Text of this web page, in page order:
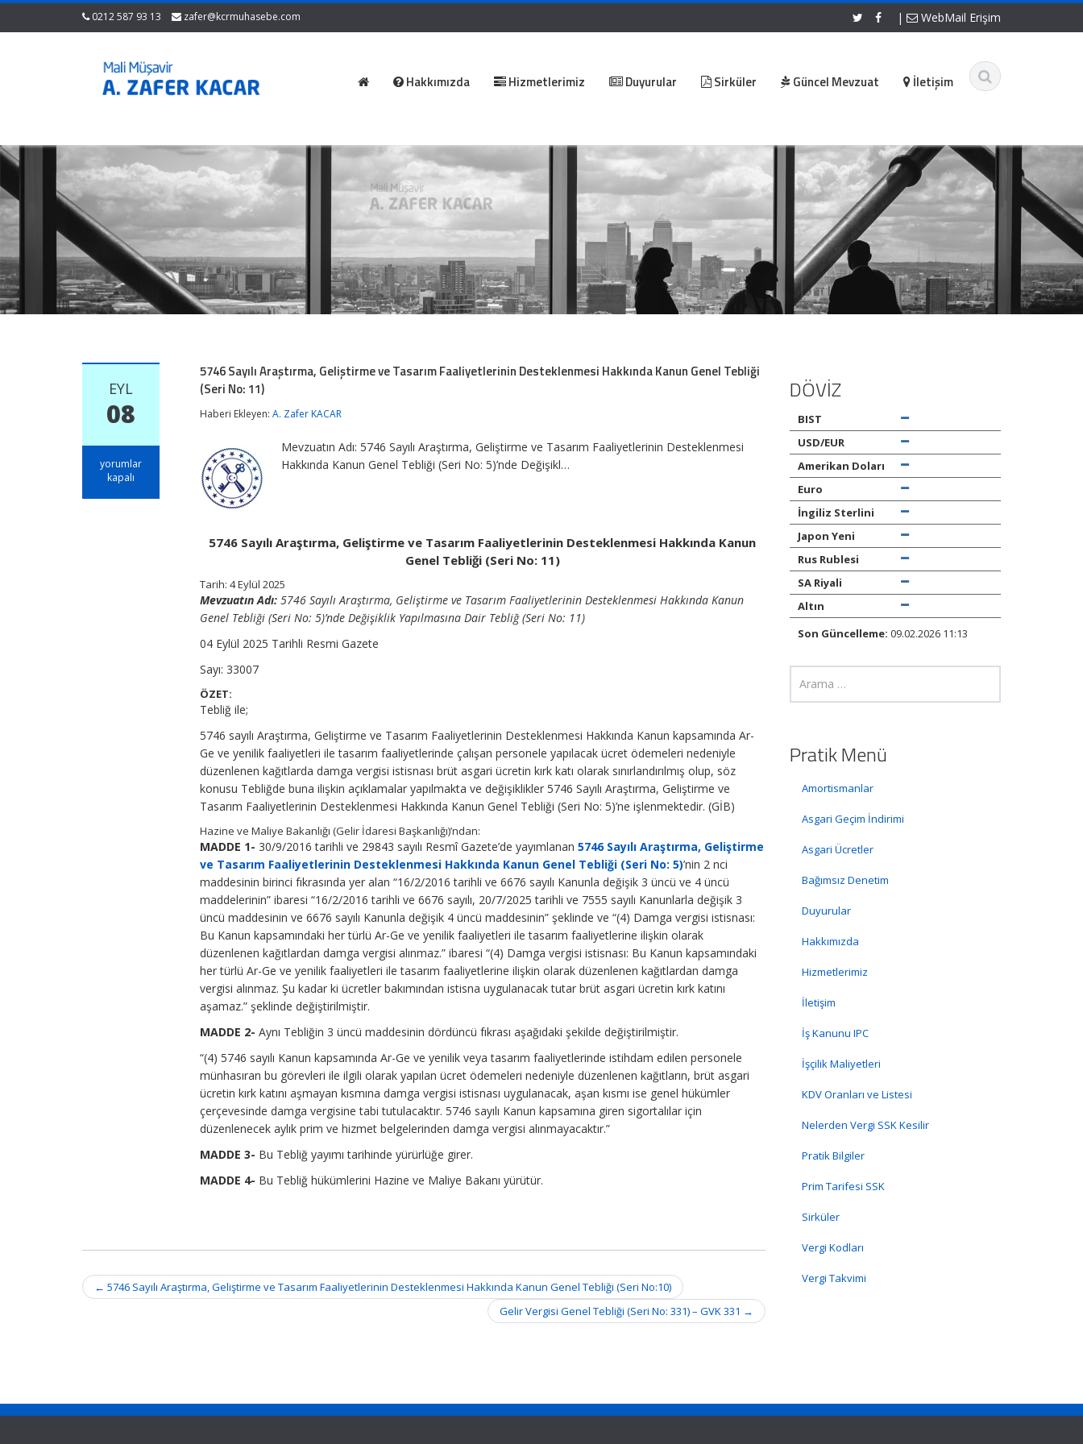
0212 587 93 13 zafer@kcrmuhasebe.com | WebMail Erişim
Hakkımızda Hizmetlerimiz Duyurular Sirküler Güncel Mevzuat İletişim
EYL
08
5746
Sayılı
yorumlar
kapalı
5746 Sayılı Araştırma, Geliştirme ve Tasarım Faaliyetlerinin Desteklenmesi Hakkında Kanun Genel Tebliği
(Seri No: 11)
Haberi Ekleyen:A. Zafer KACAR
Mevzuatın Adı: 5746 Sayılı Araştırma, Geliştirme ve Tasarım Faaliyetlerinin Desteklenmesi
Hakkında Kanun Genel Tebliği (Seri No: 5)’nde Değişikl…
5746 Sayılı Araştırma, Geliştirme ve Tasarım Faaliyetlerinin Desteklenmesi Hakkında Kanun
Genel Tebliği (Seri No: 11)
Tarih: 4 Eylül 2025
Mevzuatın Adı: 5746 Sayılı Araştırma, Geliştirme ve Tasarım Faaliyetlerinin Desteklenmesi Hakkında Kanun
Genel Tebliği (Seri No: 5)’nde Değişiklik Yapılmasına Dair Tebliğ (Seri No: 11)
04 Eylül 2025 Tarihli Resmi Gazete
Sayı: 33007
ÖZET:
Tebliğ ile;
5746 sayılı Araştırma, Geliştirme ve Tasarım Faaliyetlerinin Desteklenmesi Hakkında Kanun kapsamında Ar-
Ge ve yenilik faaliyetleri ile tasarım faaliyetlerinde çalışan personele yapılacak ücret ödemeleri nedeniyle
düzenlenen kağıtlarda damga vergisi istisnası brüt asgari ücretin kırk katı olarak sınırlandırılmış olup, söz
konusu Tebliğde buna ilişkin açıklamalar yapılmakta ve değişiklikler 5746 Sayılı Araştırma, Geliştirme ve
Tasarım Faaliyetlerinin Desteklenmesi Hakkında Kanun Genel Tebliği (Seri No: 5)’ne işlenmektedir. (GİB)
Hazine ve Maliye Bakanlığı (Gelir İdaresi Başkanlığı)’ndan:
MADDE 1- 30/9/2016 tarihli ve 29843 sayılı Resmî Gazete’de yayımlanan5746 Sayılı Araştırma, Geliştirme
ve Tasarım Faaliyetlerinin Desteklenmesi Hakkında Kanun Genel Tebliği (Seri No: 5)’nin 2 nci
maddesinin birinci fıkrasında yer alan “16/2/2016 tarihli ve 6676 sayılı Kanunla değişik 3 üncü ve 4 üncü
maddelerinin” ibaresi “16/2/2016 tarihli ve 6676 sayılı, 20/7/2025 tarihli ve 7555 sayılı Kanunlarla değişik 3
üncü maddesinin ve 6676 sayılı Kanunla değişik 4 üncü maddesinin” şeklinde ve “(4) Damga vergisi istisnası:
Bu Kanun kapsamındaki her türlü Ar-Ge ve yenilik faaliyetleri ile tasarım faaliyetlerine ilişkin olarak
düzenlenen kağıtlardan damga vergisi alınmaz.” ibaresi “(4) Damga vergisi istisnası: Bu Kanun kapsamındaki
her türlü Ar-Ge ve yenilik faaliyetleri ile tasarım faaliyetlerine ilişkin olarak düzenlenen kağıtlardan damga
vergisi alınmaz. Şu kadar ki ücretler bakımından istisna uygulanacak tutar brüt asgari ücretin kırk katını
aşamaz.” şeklinde değiştirilmiştir.
MADDE 2- Aynı Tebliğin 3 üncü maddesinin dördüncü fıkrası aşağıdaki şekilde değiştirilmiştir.
“(4) 5746 sayılı Kanun kapsamında Ar-Ge ve yenilik veya tasarım faaliyetlerinde istihdam edilen personele
münhasıran bu görevleri ile ilgili olarak yapılan ücret ödemeleri nedeniyle düzenlenen kağıtların, brüt asgari
ücretin kırk katını aşmayan kısmına damga vergisi istisnası uygulanacak, aşan kısmı ise genel hükümler
çerçevesinde damga vergisine tabi tutulacaktır. 5746 sayılı Kanun kapsamına giren sigortalılar için
düzenlenecek aylık prim ve hizmet belgelerinden damga vergisi alınmayacaktır.”
MADDE 3- Bu Tebliğ yayımı tarihinde yürürlüğe girer.
MADDE 4- Bu Tebliğ hükümlerini Hazine ve Maliye Bakanı yürütür.
Post
navigation
← 5746 Sayılı Araştırma, Geliştirme ve Tasarım Faaliyetlerinin Desteklenmesi Hakkında Kanun Genel Tebliği (Seri No:10)
Gelir Vergisi Genel Tebliği (Seri No: 331) – GVK 331 →
DÖVİZ
BIST
USD/EUR
Amerikan Doları
Euro
İngiliz Sterlini
Japon Yeni
Rus Rublesi
SA Riyali
Altın
Son Güncelleme: 09.02.2026 11:13
Pratik Menü
Amortismanlar
Asgari Geçim İndirimi
Asgari Ücretler
Bağımsız Denetim
Duyurular
Hakkımızda
Hizmetlerimiz
İletişim
İş Kanunu IPC
İşçilik Maliyetleri
KDV Oranları ve Listesi
Nelerden Vergi SSK Kesilir
Pratik Bilgiler
Prim Tarifesi SSK
Sirküler
Vergi Kodları
Vergi Takvimi